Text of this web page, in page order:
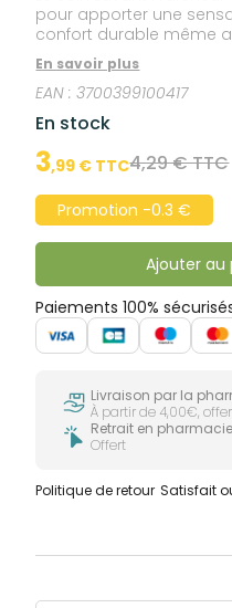
pour apporter une
confort durable même
formulation douce et
lavant intime
Sa formule et sa texture
immédiate de fraîcheur.
jusqu’à 12h ! Avec son
Fraîcheur est un gel
confiance en son
sous contrôle
naturellement la zone
En savoir plus
EAN :3700399100417
En stock
3,99 € TTC4,29 € TTC
Promotion -0.3 €
Ajouter au
Paiements 100%
Livraison par la
À partir de 4,00€,
Retrait en pharmacie
Offert
Politique de retour Satisfait